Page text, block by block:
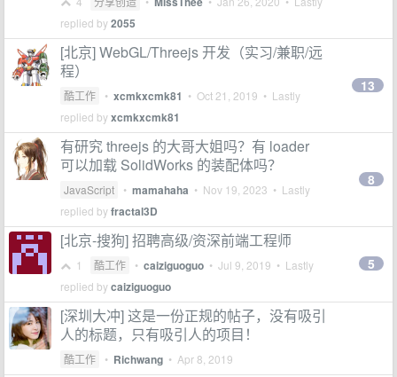
replied by2055
[北京] WebGL/Threejs 开发（实习/兼职/远
程）
酷工作 • xcmkxcmk81 • Oct 21, 2019 • Lastly
replied byxcmkxcmk81
13
有研究 threejs 的大哥大姐吗？有 loader
可以加载 SolidWorks 的装配体吗？
JavaScript • mamahaha • Nov 19, 2023 • Lastly
replied byfractal3D
8
[北京-搜狗] 招聘高级/资深前端工程师
1 酷工作 • caiziguoguo • Jul 9, 2019 • Lastly
replied bycaiziguoguo
5
[深圳大冲] 这是一份正规的帖子，没有吸引
人的标题，只有吸引人的项目！
酷工作 • Richwang • Apr 8, 2019